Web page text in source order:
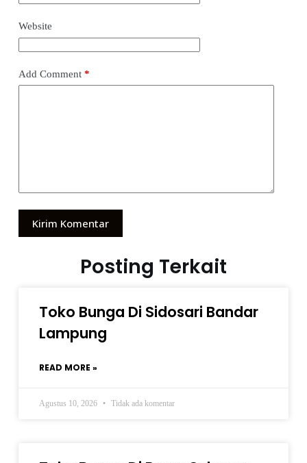
Website
Add Comment*
Kirim Komentar
Posting Terkait
Toko Bunga Di Sidosari Bandar
Lampung
READ MORE »
Agustus 10, 2026 Tidak ada komentar